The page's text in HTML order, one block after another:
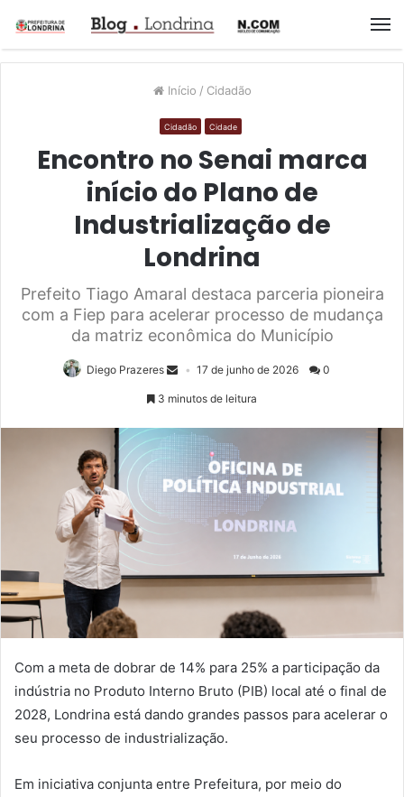
Início / Cidadão
Cidadão Cidade
Encontro no Senai marca
início do Plano de
Industrialização de
Londrina
Prefeito Tiago Amaral destaca parceria pioneira
com a Fiep para acelerar processo de mudança
da matriz econômica do Município
Diego Prazeres 17 de junho de 2026 0
3 minutos de leitura
Com a meta de dobrar de 14% para 25% a participação da
indústria no Produto Interno Bruto (PIB) local até o final de
2028, Londrina está dando grandes passos para acelerar o
seu processo de industrialização.
Em iniciativa conjunta entre Prefeitura, por meio do